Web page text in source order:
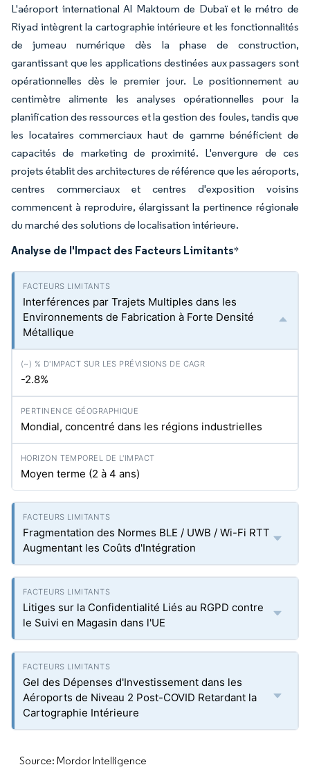
L'aéroport international Al Maktoum de Dubaï et le métro de
Riyad intègrent la cartographie intérieure et les fonctionnalités
de jumeau numérique dès la phase de construction,
garantissant que les applications destinées aux passagers sont
opérationnelles dès le premier jour. Le positionnement au
centimètre alimente les analyses opérationnelles pour la
planification des ressources et la gestion des foules, tandis que
les locataires commerciaux haut de gamme bénéficient de
capacités de marketing de proximité. L'envergure de ces
projets établit des architectures de référence que les aéroports,
centres commerciaux et centres d'exposition voisins
commencent à reproduire, élargissant la pertinence régionale
du marché des solutions de localisation intérieure.
Analyse de l'Impact des Facteurs Limitants*
Interférences par Trajets Multiples dans les
Environnements de Fabrication à Forte Densité
Métallique
-2.8%
Mondial, concentré dans les régions industrielles
Moyen terme (2 à 4 ans)
Fragmentation des Normes BLE / UWB / Wi-Fi RTT
Augmentant les Coûts d'Intégration
Litiges sur la Confidentialité Liés au RGPD contre
le Suivi en Magasin dans l'UE
Gel des Dépenses d'Investissement dans les
Aéroports de Niveau 2 Post-COVID Retardant la
Cartographie Intérieure
Source: Mordor Intelligence